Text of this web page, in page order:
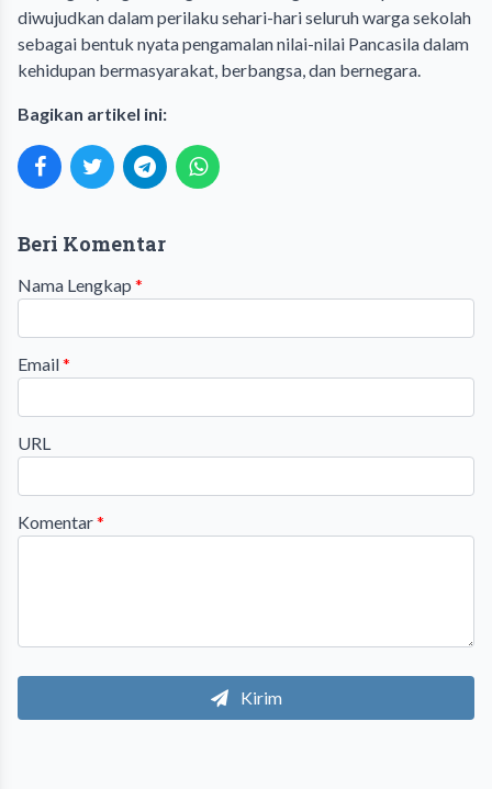
diwujudkan dalam perilaku sehari-hari seluruh warga sekolah
sebagai bentuk nyata pengamalan nilai-nilai Pancasila dalam
kehidupan bermasyarakat, berbangsa, dan bernegara.
Bagikan artikel ini:
Beri Komentar
Nama Lengkap *
Email*
URL
Komentar*
Kirim